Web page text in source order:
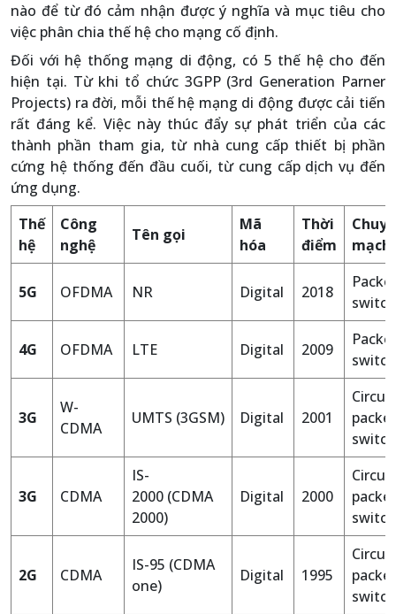
nào để từ đó cảm nhận được ý nghĩa và mục tiêu cho
việc phân chia thế hệ cho mạng cố định.
Đối với hệ thống mạng di động, có 5 thế hệ cho đến
hiện tại. Từ khi tổ chức 3GPP (3rd Generation Parner
Projects) ra đời, mỗi thế hệ mạng di động được cải tiến
rất đáng kể. Việc này thúc đẩy sự phát triển của các
thành phần tham gia, từ nhà cung cấp thiết bị phần
cứng hệ thống đến đầu cuối, từ cung cấp dịch vụ đến
ứng dụng.
Thế
hệ
Công
nghệ
Tên gọi
Mã
hóa
Thời
điểm
mạch
5G OFDMA NR Digital 2018
4G OFDMA LTE Digital 2009
3G
W-
CDMA
UMTS (3GSM) Digital 2001
packet
3G CDMA
IS-
2000 (CDMA
2000)
Digital 2000
packet
2G CDMA
IS-95 (CDMA
one)
Digital 1995
packet